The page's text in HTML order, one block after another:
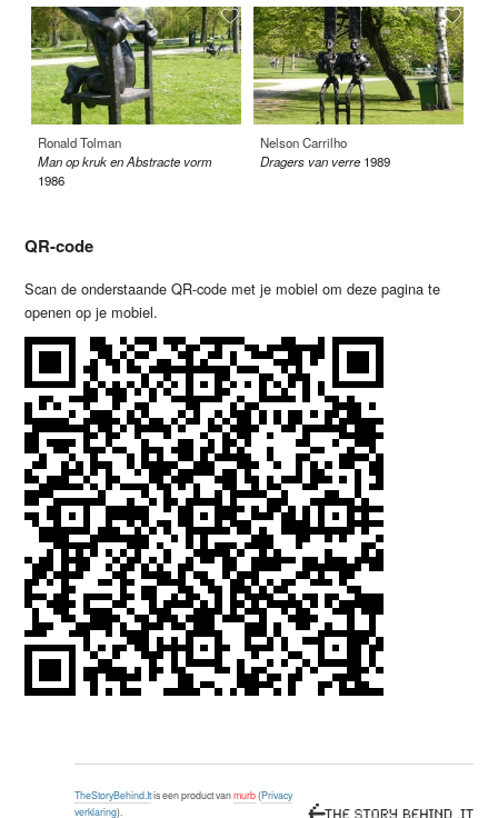
Ronald Tolman
Man op kruk en Abstracte vorm
1986
Nelson Carrilho
Dragers van verre 1989
QR-code
Scan de onderstaande QR-code met je mobiel om deze pagina te
openen op je mobiel.
TheStoryBehind.Itis een product vanmurb(Privacy
verklaring).